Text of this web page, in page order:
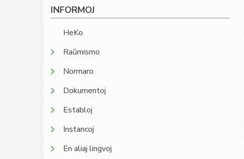
INFORMOJ
HeKo
Raŭmismo
Normaro
Dokumentoj
Establoj
Instancoj
En aliaj lingvoj